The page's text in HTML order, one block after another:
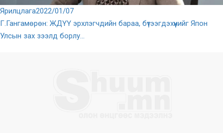
Ярилцлага2022/01/07
Г.Гангамөрөн: ЖДҮҮ эрхлэгчдийн бараа, бүтээгдэхүүнийг Япон
Улсын зах зээлд борлу...